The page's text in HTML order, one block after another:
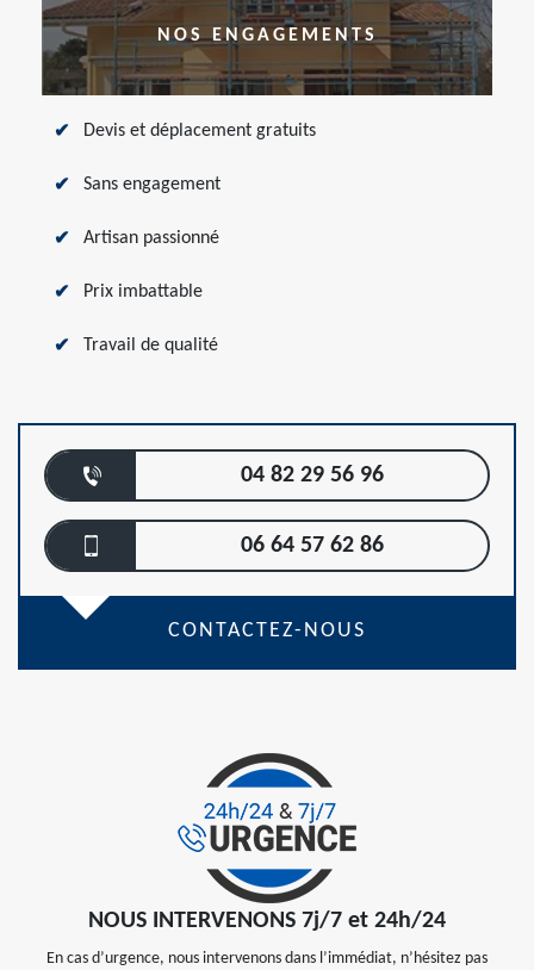
NOS ENGAGEMENTS
Devis et déplacement gratuits
Sans engagement
Artisan passionné
Prix imbattable
Travail de qualité
04 82 29 56 96
06 64 57 62 86
CONTACTEZ-NOUS
NOUS INTERVENONS 7j/7 et 24h/24
En cas d’urgence, nous intervenons dans l’immédiat, n’hésitez pas